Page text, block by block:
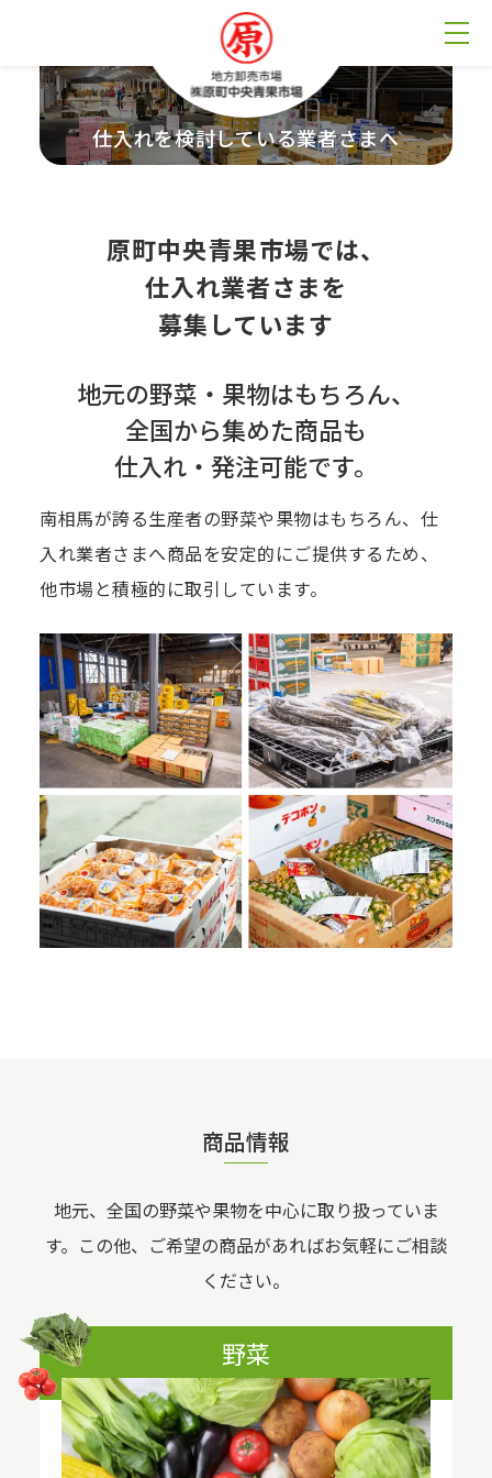
仕⼊れを検討している業者さまへ
原町中央⻘果市場では、
仕⼊れ業者さまを
募集しています
地元の野菜・果物はもちろん、
全国から集めた商品も
仕⼊れ・発注可能です。
南相⾺が誇る生産者の野菜や果物はもちろん、仕
⼊れ業者さまへ商品を安定的にご提供するため、
他市場と積極的に取引しています。
商品情報
地元、全国の野菜や果物を中⼼に取り扱っていま
す。 この他、ご希望の商品があればお気軽にご相談
ください。
野菜